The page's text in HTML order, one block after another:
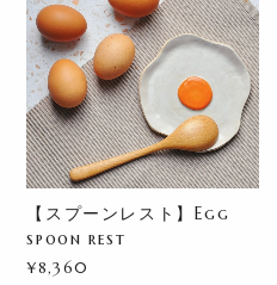
【スプーンレスト】Egg
spoon rest
¥8,360